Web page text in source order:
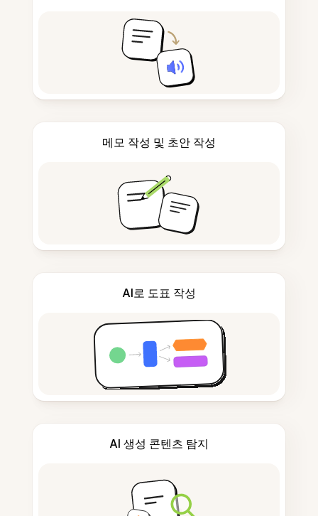
메모 작성 및 초안 작성
AI로 도표 작성
AI 생성 콘텐츠 탐지